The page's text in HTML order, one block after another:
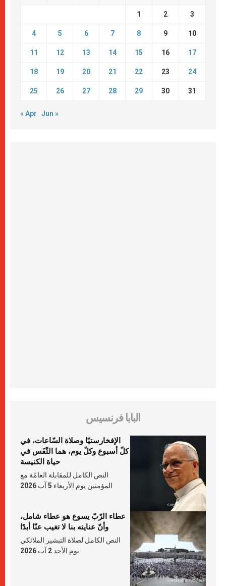
1 2 3
4 5 6 7 8 9 10
11 12 13 14 15 16 17
18 19 20 21 22 23 24
25 26 27 28 29 30 31
« Apr Jun »
البابا فرنسيس
الإفخارستيّا وصلاة السّاعات، في
كلّ أسبوع وكلّ يوم، هما النَّفَس في
حياة الكنيسة
النص الكامل للمقابلة العامّة مع
المؤمنين يوم الأربعاء 5 آب 2026
عطاء الرّبّ يسوع هو عطاء شامل،
وأنّ عنايته بنا لا تغيب عنّا أبدًا
النص الكامل لصلاة التبشير الملائكي
يوم الأحد 2 آب 2026